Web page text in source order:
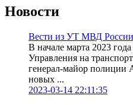
Новости
Вести из УТ МВД
В начале марта 2023
Управления на
генерал-майор полиции
новых ...
2023-03-14 22:11:35